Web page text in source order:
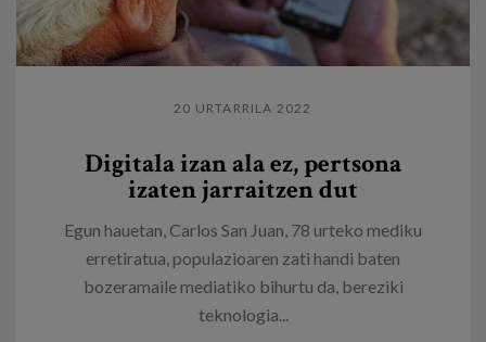
20 URTARRILA 2022
Digitala izan ala ez, pertsona
izaten jarraitzen dut
Egun hauetan, Carlos San Juan, 78 urteko mediku
erretiratua, populazioaren zati handi baten
bozeramaile mediatiko bihurtu da, bereziki
teknologia...